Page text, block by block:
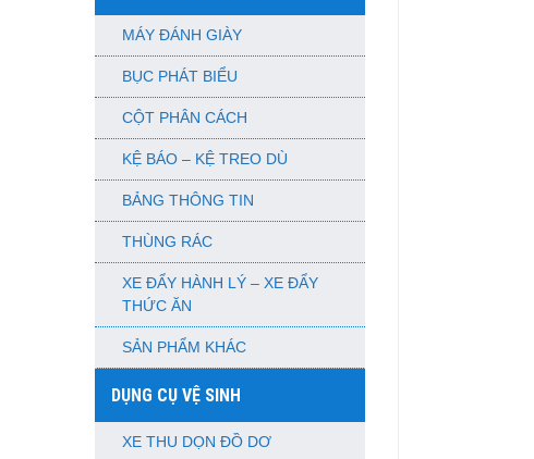
MÁY ĐÁNH GIÀY
BỤC PHÁT BIỂU
CỘT PHÂN CÁCH
KỆ BÁO – KỆ TREO DÙ
BẢNG THÔNG TIN
THÙNG RÁC
XE ĐẨY HÀNH LÝ – XE ĐẨY
THỨC ĂN
SẢN PHẨM KHÁC
DỤNG CỤ VỆ SINH
XE THU DỌN ĐỒ DƠ